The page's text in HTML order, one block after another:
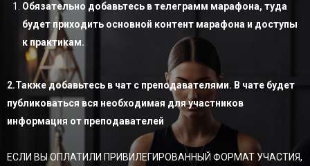
Обязательно добавьтесь в телеграмм марафона, туда
будет приходить основной контент марафона и доступы
к практикам.
2.Также добавьтесь в чат с преподавателями. В чате будет
публиковаться вся необходимая для участников
информация от преподавателей
ЕСЛИ ВЫ ОПЛАТИЛИ ПРИВИЛЕГИРОВАННЫЙ ФОРМАТ УЧАСТИЯ,